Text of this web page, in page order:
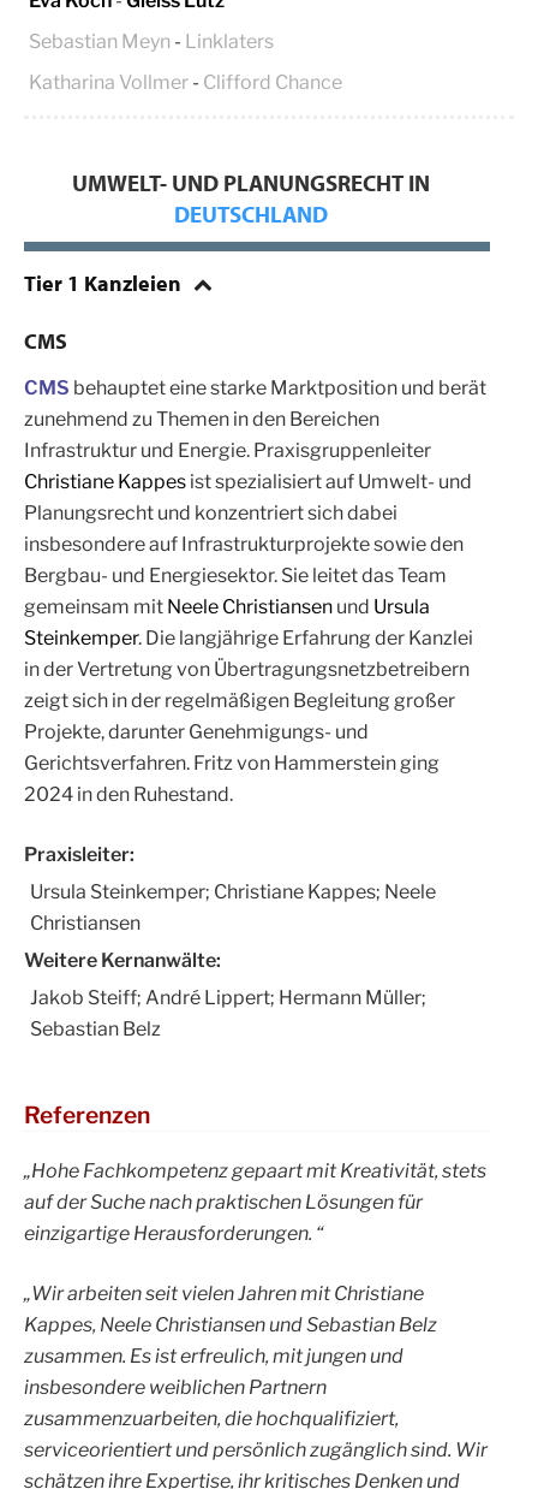
Sebastian Meyn - Linklaters
Katharina Vollmer - Clifford Chance
UMWELT- UND PLANUNGSRECHT IN
DEUTSCHLAND
Tier 1 Kanzleien
CMS
CMS behauptet eine starke Marktposition und berät
zunehmend zu Themen in den Bereichen
Infrastruktur und Energie. Praxisgruppenleiter
Christiane Kappes ist spezialisiert auf Umwelt- und
Planungsrecht und konzentriert sich dabei
insbesondere auf Infrastrukturprojekte sowie den
Bergbau- und Energiesektor. Sie leitet das Team
gemeinsam mit Neele Christiansen und Ursula
Steinkemper. Die langjährige Erfahrung der Kanzlei
in der Vertretung von Übertragungsnetzbetreibern
zeigt sich in der regelmäßigen Begleitung großer
Projekte, darunter Genehmigungs- und
Gerichtsverfahren. Fritz von Hammerstein ging
2024 in den Ruhestand.
Praxisleiter:
Ursula Steinkemper; Christiane Kappes; Neele
Christiansen
Weitere Kernanwälte:
Jakob Steiff; André Lippert; Hermann Müller;
Sebastian Belz
Referenzen
„Hohe Fachkompetenz gepaart mit Kreativität, stets
auf der Suche nach praktischen Lösungen für
einzigartige Herausforderungen. “
„Wir arbeiten seit vielen Jahren mit Christiane
Kappes, Neele Christiansen und Sebastian Belz
zusammen. Es ist erfreulich, mit jungen und
insbesondere weiblichen Partnern
zusammenzuarbeiten, die hochqualifiziert,
serviceorientiert und persönlich zugänglich sind. Wir
schätzen ihre Expertise, ihr kritisches Denken und